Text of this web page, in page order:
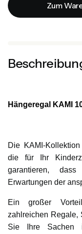
Zum
Hängeregal KAMI
Die KAMI-
die für Ihr
garantieren,
Erwartungen der
Ein großer
zahlreichen Regale,
Sie Ihre Sachen